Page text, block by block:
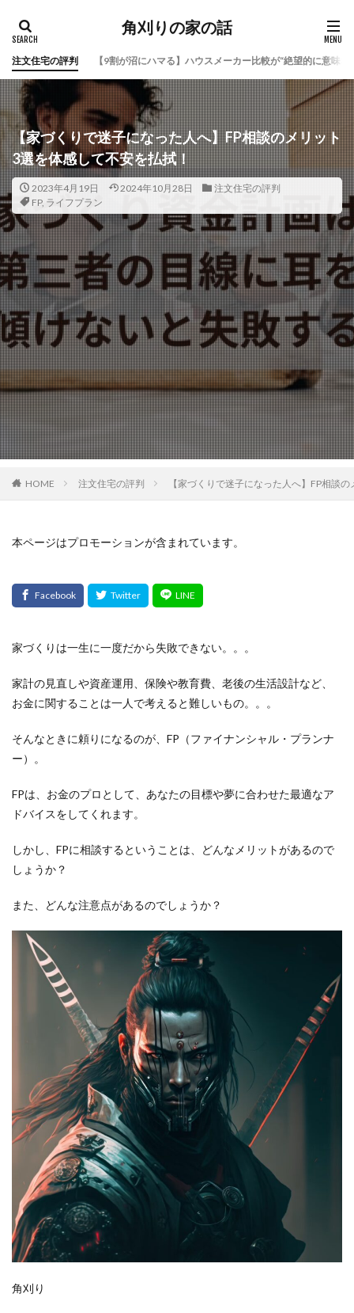
角刈りの家の話
注文住宅の評判 【9割が沼にハマる】ハウスメーカー比較が“絶望的に意味
【家づくりで迷子になった人へ】FP相談のメリット
3選を体感して不安を払拭！
2023年4月19日 2024年10月28日
注文住宅の評判
FP, ライフプラン
HOME 注文住宅の評判 【家づくりで迷子になった人へ】FP相談
本ページはプロモーションが含まれています。
家づくりは一生に一度だから失敗できない。。。
家計の見直しや資産運用、保険や教育費、老後の生活設計など、
お金に関することは一人で考えると難しいもの。。。
そんなときに頼りになるのが、FP（ファイナンシャル・プランナ
ー）。
FPは、お金のプロとして、あなたの目標や夢に合わせた最適なア
ドバイスをしてくれます。
しかし、FPに相談するということは、どんなメリットがあるので
しょうか？
また、どんな注意点があるのでしょうか？
角刈り